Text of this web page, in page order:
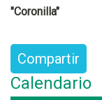
"Coronilla"
Compartir
Calendario